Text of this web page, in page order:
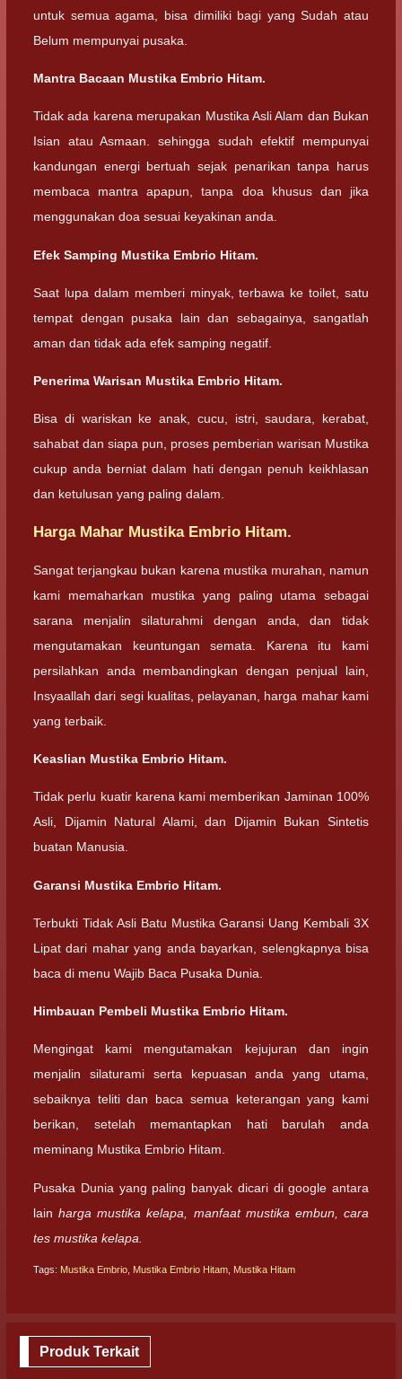
untuk semua agama, bisa dimiliki bagi yang Sudah atau
Belum mempunyai pusaka.
Mantra Bacaan Mustika Embrio Hitam.
Tidak ada karena merupakan Mustika Asli Alam dan Bukan
Isian atau Asmaan. sehingga sudah efektif mempunyai
kandungan energi bertuah sejak penarikan tanpa harus
membaca mantra apapun, tanpa doa khusus dan jika
menggunakan doa sesuai keyakinan anda.
Efek Samping Mustika Embrio Hitam.
Saat lupa dalam memberi minyak, terbawa ke toilet, satu
tempat dengan pusaka lain dan sebagainya, sangatlah
aman dan tidak ada efek samping negatif.
Penerima Warisan Mustika Embrio Hitam.
Bisa di wariskan ke anak, cucu, istri, saudara, kerabat,
sahabat dan siapa pun, proses pemberian warisan Mustika
cukup anda berniat dalam hati dengan penuh keikhlasan
dan ketulusan yang paling dalam.
Harga Mahar Mustika Embrio Hitam.
Sangat terjangkau bukan karena mustika murahan, namun
kami memaharkan mustika yang paling utama sebagai
sarana menjalin silaturahmi dengan anda, dan tidak
mengutamakan keuntungan semata. Karena itu kami
persilahkan anda membandingkan dengan penjual lain,
Insyaallah dari segi kualitas, pelayanan, harga mahar kami
yang terbaik.
Keaslian Mustika Embrio Hitam.
Tidak perlu kuatir karena kami memberikan Jaminan 100%
Asli, Dijamin Natural Alami, dan Dijamin Bukan Sintetis
buatan Manusia.
Garansi Mustika Embrio Hitam.
Terbukti Tidak Asli Batu Mustika Garansi Uang Kembali 3X
Lipat dari mahar yang anda bayarkan, selengkapnya bisa
baca di menu Wajib Baca Pusaka Dunia.
Himbauan Pembeli Mustika Embrio Hitam.
Mengingat kami mengutamakan kejujuran dan ingin
menjalin silaturami serta kepuasan anda yang utama,
sebaiknya teliti dan baca semua keterangan yang kami
berikan, setelah memantapkan hati barulah anda
meminang Mustika Embrio Hitam.
Pusaka Dunia yang paling banyak dicari di google antara
lainharga mustika kelapa, manfaat mustika embun, cara
tes mustika kelapa.
Tags: Mustika Embrio Mustika Embrio Hitam Mustika Hitam
Produk Terkait